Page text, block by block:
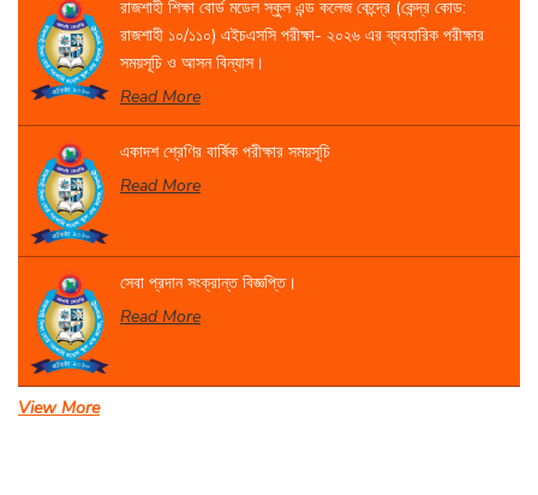
রাজশাহী শিক্ষা বোর্ড মডেল স্কুল এন্ড কলেজ কেন্দ্রে (কেন্দ্র কোড:
রাজশাহী ১০/১১০) এইচএসসি পরীক্ষা- ২০২৬ এর ব্যবহারিক পরীক্ষার
সময়সূচি ও আসন বিন্যাস।
Read More
একাদশ শ্রেণির বার্ষিক পরীক্ষার সময়সূচি
Read More
সেবা প্রদান সংক্রান্ত বিজ্ঞপ্তি।
Read More
View More